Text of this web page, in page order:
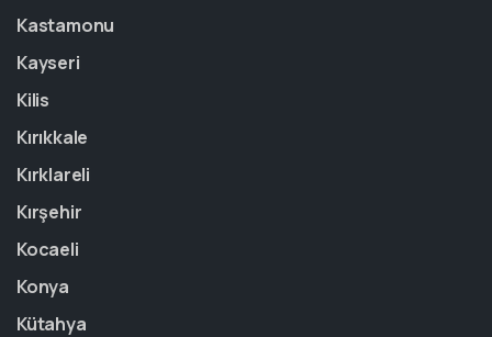
Kastamonu
Kayseri
Kilis
Kırıkkale
Kırklareli
Kırşehir
Kocaeli
Konya
Kütahya